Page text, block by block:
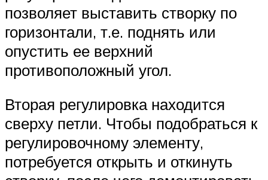
позволяет выставить створку по
горизонтали, т.е. поднять или
опустить ее верхний
противоположный угол.
Вторая регулировка находится
сверху петли. Чтобы подобраться к
регулировочному элементу,
потребуется открыть и откинуть